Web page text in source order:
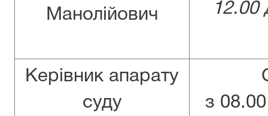
Манолійович
12.00
Керівник апарату
суду
з